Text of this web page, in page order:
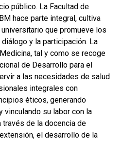
público. La Facultad de
hace parte integral, cultiva
que promueve los
y la participación. La
tal y como se recoge
de Desarrollo para el
a las necesidades de salud
integrales con
éticos, generando
vinculando su labor con la
través de la docencia de
el desarrollo de la